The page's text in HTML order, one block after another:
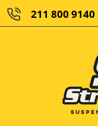
211 800 9140